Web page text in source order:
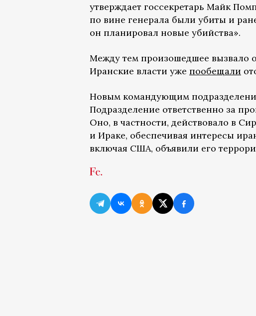
утверждает госсекретарь Майк
по вине генерала были убиты и
он планировал новые убийства».
Между тем произошедшее вызвало
Иранские власти уже пообещали
Новым командующим
Подразделение ответственно за
Оно, в частности, действовало в
и Ираке, обеспечивая интересы
включая США, объявили его